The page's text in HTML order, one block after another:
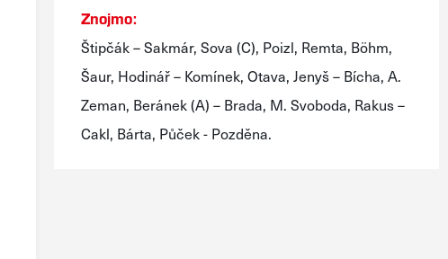
Znojmo:
Štipčák – Sakmár, Sova (C), Poizl, Remta, Böhm,
Šaur, Hodinář – Komínek, Otava, Jenyš – Bícha, A.
Zeman, Beránek (A) – Brada, M. Svoboda, Rakus –
Cakl, Bárta, Půček - Pozděna.